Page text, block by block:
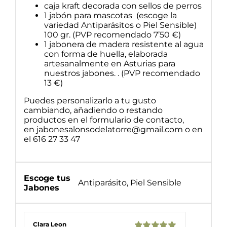
caja kraft decorada con sellos de perros
1 jabón para mascotas (escoge la
variedad Antiparásitos o Piel Sensible)
100 gr. (PVP recomendado 7’50 €)
1 jabonera de madera resistente al agua
con forma de huella, elaborada
artesanalmente en Asturias para
nuestros jabones. . (PVP recomendado
13 €)
Puedes personalizarlo a tu gusto
cambiando, añadiendo o restando
productos en el formulario de contacto,
en jabonesalonsodelatorre@gmail.com o en
el 616 27 33 47
Escoge tus
Jabones
Antiparásito, Piel Sensible
Clara Leon